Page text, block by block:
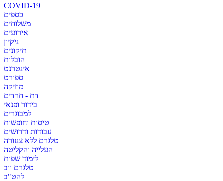
COVID-19
כספים
משלוחים
אירועים
ניקיון
תיקונים
הובלות
אינטרנט
ספורט
מוזיקה
דת - חרדים
בידור ופנאי
למבוגרים
טיסות וחופשות
עבודות ודרושים
טלגרם ללא צנזורה
העלייה והקליטה
לימוד שפות
טלגרם ווב
להט"ב